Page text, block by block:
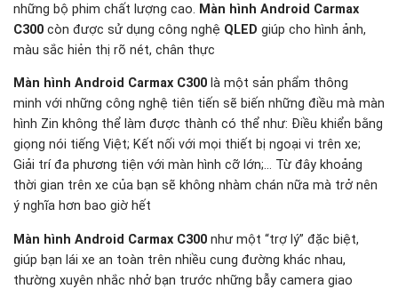
những bộ phim chất lượng cao. Màn hình Android Carmax
C300 còn được sử dụng công nghệ QLED giúp cho hình ảnh,
màu sắc hiẻn thị rõ nét, chân thực
Màn hình Android Carmax C300 là một sản phẩm thông
minh với những công nghệ tiên tiến sẽ biến những điều mà màn
hình Zin không thể làm được thành có thể như: Điều khiển bằng
giọng nói tiếng Việt; Kết nối với mọi thiết bị ngoại vi trên xe;
Giải trí đa phương tiện với màn hình cỡ lớn;… Từ đây khoảng
thời gian trên xe của bạn sẽ không nhàm chán nữa mà trở nên
ý nghĩa hơn bao giờ hết
Màn hình Android Carmax C300 như một “trợ lý” đặc biệt,
giúp bạn lái xe an toàn trên nhiều cung đường khác nhau,
thường xuyên nhắc nhở bạn trước những bẫy camera giao